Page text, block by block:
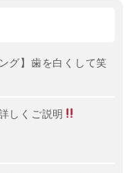
グ】歯を白くして笑
しくご説明